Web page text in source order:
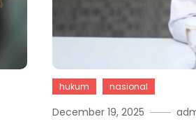
hukum nasional
December 19, 2025